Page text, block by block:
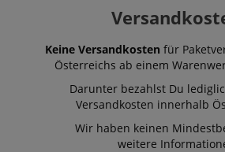
Keine Versandkosten für
Österreichs ab einem
Darunter bezahlst Du
Versandkosten innerhalb
Wir haben keinen
weitere